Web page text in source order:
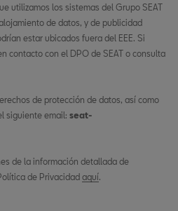
utilizamos los sistemas del Grupo SEAT
de datos, y de publicidad
estar ubicados fuera del EEE. Si
contacto con el DPO de SEAT o consulta
de protección de datos, así como
siguiente email: seat-
de la información detallada de
de Privacidad aquí